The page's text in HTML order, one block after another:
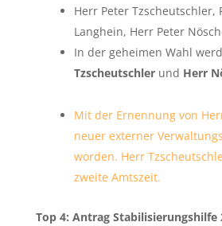
Herr Peter Tzscheutschler,
Langhein, Herr Peter
In der geheimen Wahl
Tzscheutschlerund Herr
Mit der Ernennung von
neuer externer
worden. Herr
zweite Amtszeit.
Top 4: Antrag Stabilisierungshilfe